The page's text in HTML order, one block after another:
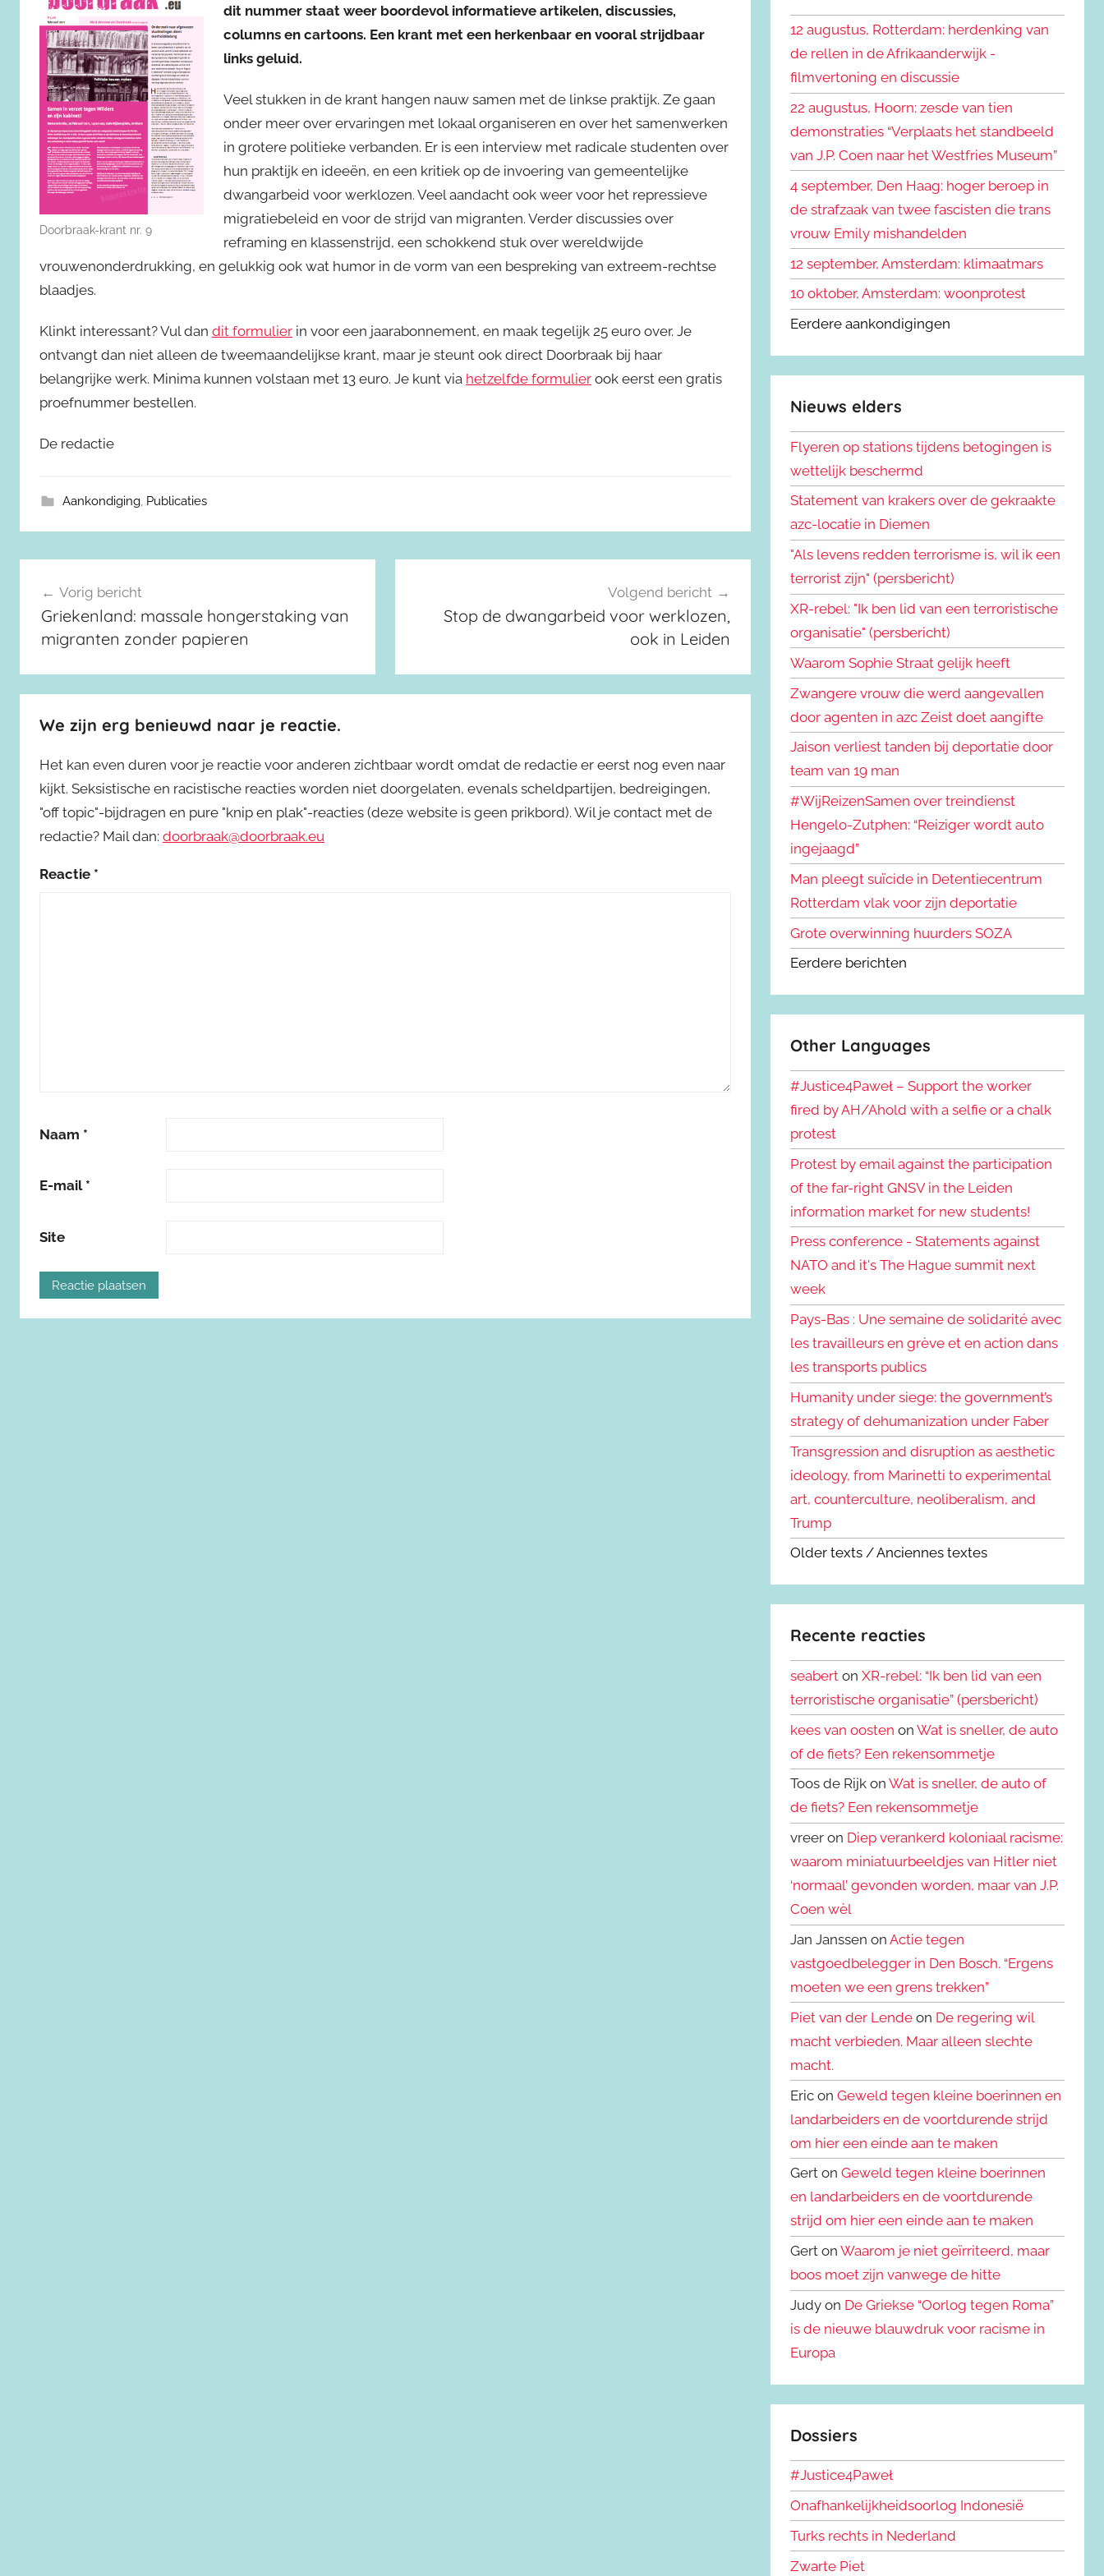
Doorbraak-krant nr. 9
dit nummer staat weer boordevol informatieve artikelen, discussies,
columns en cartoons. Een krant met een herkenbaar en vooral strijdbaar
links geluid.
Veel stukken in de krant hangen nauw samen met de linkse praktijk. Ze gaan
onder meer over ervaringen met lokaal organiseren en over het samenwerken
in grotere politieke verbanden. Er is een interview met radicale studenten over
hun praktijk en ideeën, en een kritiek op de invoering van gemeentelijke
dwangarbeid voor werklozen. Veel aandacht ook weer voor het repressieve
migratiebeleid en voor de strijd van migranten. Verder discussies over
reframing en klassenstrijd, een schokkend stuk over wereldwijde
vrouwenonderdrukking, en gelukkig ook wat humor in de vorm van een bespreking van extreem-rechtse
blaadjes.
Klinkt interessant? Vul dan dit formulier in voor een jaarabonnement, en maak tegelijk 25 euro over. Je
ontvangt dan niet alleen de tweemaandelijkse krant, maar je steunt ook direct Doorbraak bij haar
belangrijke werk. Minima kunnen volstaan met 13 euro. Je kunt via hetzelfde formulier ook eerst een gratis
proefnummer bestellen.
De redactie
Aankondiging, Publicaties
Berichtnavigatie
Vorig bericht
Griekenland: massale hongerstaking van
migranten zonder papieren
Volgend bericht
Stop de dwangarbeid voor werklozen,
ook in Leiden
We zijn erg benieuwd naar je reactie.
Het kan even duren voor je reactie voor anderen zichtbaar wordt omdat de redactie er eerst nog even naar
kijkt. Seksistische en racistische reacties worden niet doorgelaten, evenals scheldpartijen, bedreigingen,
"off topic"-bijdragen en pure "knip en plak"-reacties (deze website is geen prikbord). Wil je contact met de
redactie? Mail dan: doorbraak@doorbraak.eu
Reactie *
Naam *
E-mail *
Site
n
a
a
r
:
e
12 augustus, Rotterdam: herdenking van
de rellen in de Afrikaanderwijk -
filmvertoning en discussie
22 augustus, Hoorn: zesde van tien
demonstraties “Verplaats het standbeeld
van J.P. Coen naar het Westfries Museum”
4 september, Den Haag: hoger beroep in
de strafzaak van twee fascisten die trans
vrouw Emily mishandelden
12 september, Amsterdam: klimaatmars
10 oktober, Amsterdam: woonprotest
Eerdere aankondigingen
Nieuws elders
Flyeren op stations tijdens betogingen is
wettelijk beschermd
Statement van krakers over de gekraakte
azc-locatie in Diemen
"Als levens redden terrorisme is, wil ik een
terrorist zijn" (persbericht)
XR-rebel: "Ik ben lid van een terroristische
organisatie" (persbericht)
Waarom Sophie Straat gelijk heeft
Zwangere vrouw die werd aangevallen
door agenten in azc Zeist doet aangifte
Jaison verliest tanden bij deportatie door
team van 19 man
#WijReizenSamen over treindienst
Hengelo-Zutphen: “Reiziger wordt auto
ingejaagd”
Man pleegt suïcide in Detentiecentrum
Rotterdam vlak voor zijn deportatie
Grote overwinning huurders SOZA
Eerdere berichten
Other Languages
#Justice4Paweł – Support the worker
fired by AH/Ahold with a selfie or a chalk
protest
Protest by email against the participation
of the far-right GNSV in the Leiden
information market for new students!
Press conference - Statements against
NATO and it's The Hague summit next
week
Pays-Bas : Une semaine de solidarité avec
les travailleurs en grève et en action dans
les transports publics
Humanity under siege: the government’s
strategy of dehumanization under Faber
Transgression and disruption as aesthetic
ideology, from Marinetti to experimental
art, counterculture, neoliberalism, and
Trump
Older texts / Anciennes textes
Recente reacties
seabert onXR-rebel: “Ik ben lid van een
terroristische organisatie” (persbericht)
kees van oosten onWat is sneller, de auto
of de fiets? Een rekensommetje
Toos de Rijk onWat is sneller, de auto of
de fiets? Een rekensommetje
vreer on Diep verankerd koloniaal racisme:
waarom miniatuurbeeldjes van Hitler niet
‘normaal’ gevonden worden, maar van J.P.
Coen wèl
Jan Janssen onActie tegen
vastgoedbelegger in Den Bosch. “Ergens
moeten we een grens trekken”
Piet van der Lende on De regering wil
macht verbieden. Maar alleen slechte
macht.
Eric onGeweld tegen kleine boerinnen en
landarbeiders en de voortdurende strijd
om hier een einde aan te maken
Gert onGeweld tegen kleine boerinnen
en landarbeiders en de voortdurende
strijd om hier een einde aan te maken
Gert onWaarom je niet geïrriteerd, maar
boos moet zijn vanwege de hitte
Judy on De Griekse “Oorlog tegen Roma”
is de nieuwe blauwdruk voor racisme in
Europa
Dossiers
#Justice4Paweł
Onafhankelijkheidsoorlog Indonesië
Turks rechts in Nederland
Zwarte Piet